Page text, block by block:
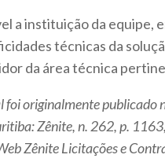
a instituição da equipe,
técnicas da
da área técnica
foi originalmente publicado
Zênite, n. 262, p.
Zênite Licitações e